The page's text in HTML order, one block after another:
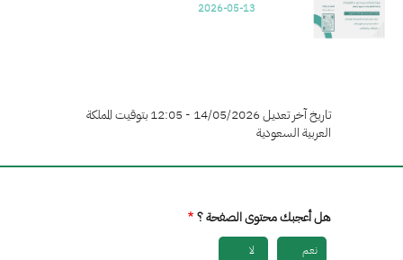
2026-05-13
تاريخ آخر تعديل 14/05/2026 - 12:05 بتوقيت المملكة
العربية السعودية
هل أعجبك محتوى الصفحة ؟
نعم لا